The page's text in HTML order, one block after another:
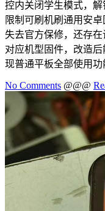
控内关闭学生模式，
限制可刷机刷通用安
失去官方保修，还存
对应机型固件，改造
现普通平板全部使用功
No Comments @@@